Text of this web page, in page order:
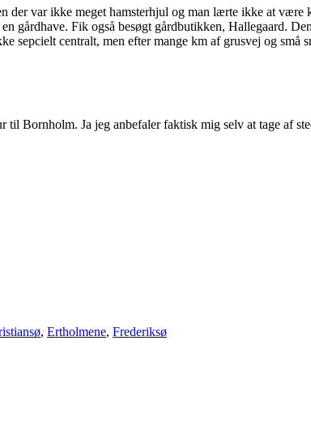
der var ikke meget hamsterhjul og man lærte ikke at være
gårdhave. Fik også besøgt gårdbutikken, Hallegaard.
centralt, men efter mange km af grusvej og små
Bornholm. Ja jeg anbefaler faktisk mig selv at tage af
, Ertholmene, Frederiksø